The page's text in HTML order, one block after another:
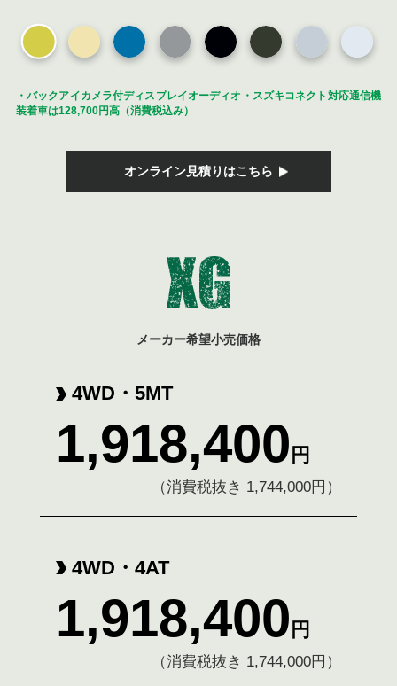
・バックアイカメラ付ディスプレイオーディオ・スズキコネクト対応通信機
装着車は128,700円高（消費税込み）
オンライン見積りはこちら
メーカー希望小売価格
4WD・5MT
1,918,400 円
（消費税抜き 1,744,000円）
4WD・4AT
1,918,400 円
（消費税抜き 1,744,000円）